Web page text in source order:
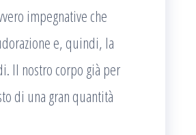
impegnative che
e, quindi, la
Il nostro corpo già per
di una gran quantità